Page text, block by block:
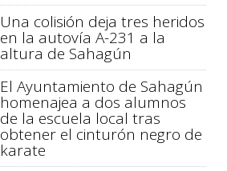
Una colisión deja tres heridos
en la autovía A-231 a la
altura de Sahagún
El Ayuntamiento de Sahagún
homenajea a dos alumnos
de la escuela local tras
obtener el cinturón negro de
karate